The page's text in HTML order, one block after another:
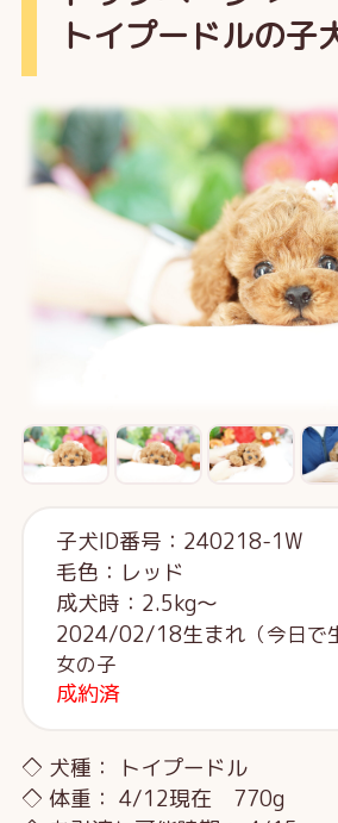
トイプードルの子
子犬ID番号：240218-1W
毛色：レッド
成犬時：2.5kg～
2024/02/18生まれ （今日で
女の子
成約済
◇ 犬種： トイプードル
◇ 体重： 4/12現在 770g